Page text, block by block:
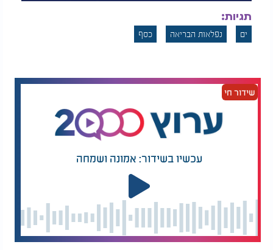
תגיות:
ים נפלאות הבריאה כסף
שידור חי
עכשיו בשידור: אמונה ושמחה